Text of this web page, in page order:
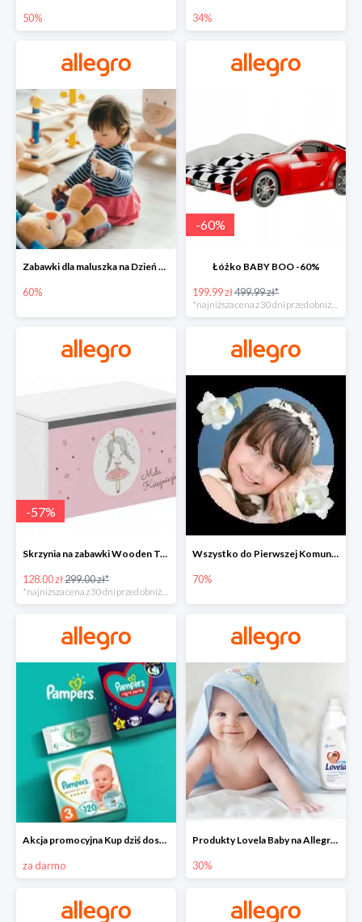
50% 34%
Zabawki dla maluszka na Dzień Dziecka na Allegro do -60%
60%
-60%
Łóżko BABY BOO -60%
199.99 zł499.99 zł*
*najniższa cena z 30 dni przed obniżką
-57%
Skrzynia na zabawki Wooden Toys -57%
128.00 zł299.00 zł*
Wszystko do Pierwszej Komunii na Allegro do -70%
70%
Akcja promocyjna Kup dziś dostawa jutro
za darmo
Produkty Lovela Baby na Allegro do -30%
30%